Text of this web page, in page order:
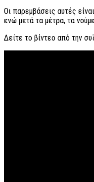
Οι παρεμβάσεις αυτές
ενώ μετά τα μέτρα, τα
Δείτε το βίντεο από την